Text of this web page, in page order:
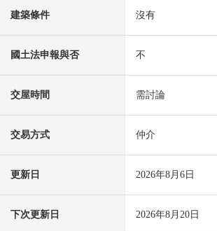
建築條件 沒有
國土法申報與否 不
交屋時間 需討論
交易方式 仲介
更新日 2026年8月6日
下次更新日 2026年8月20日